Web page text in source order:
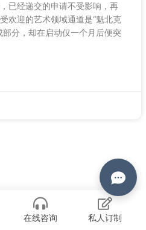
已经递交的申请不受影响，再
欢迎的艺术领域通道是“魁北克
分，却在启动仅一个月后便突
在线咨询 私人订制